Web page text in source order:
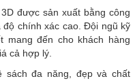
được sản xuất bằng công
chính xác cao. Đội ngũ kỹ
mang đến cho khách hàng
cả hợp lý.
sách đa năng, đẹp và chất